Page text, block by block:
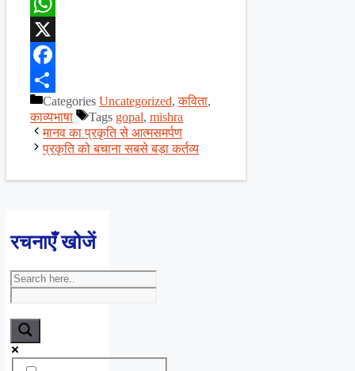
WhatsApp
X
Facebook
ShareCategories Uncategorized,कविता,
काव्यभाषा
Tags gopal, mishra
मानव का प्रकृति से आत्मसमर्पण
प्रकृति को बचाना सबसे बड़ा कर्तव्य
रचनाएँ खोजें